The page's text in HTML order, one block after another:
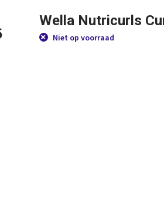
Wella Nutricurls
Niet op voorraad